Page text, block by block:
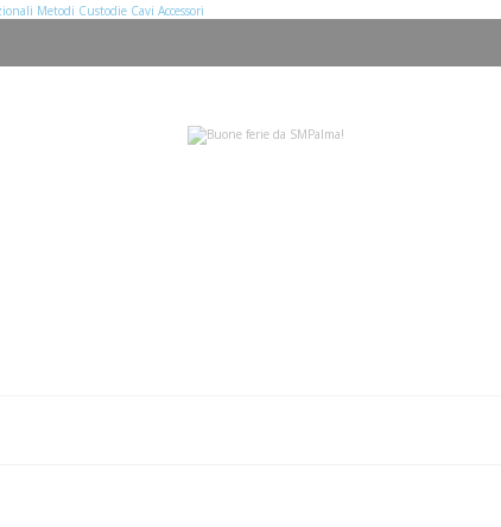
Metodi Custodie Cavi Accessori